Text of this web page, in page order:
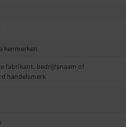
kenmerken
fabrikant, bedrijfsnaam of
handelsmerk